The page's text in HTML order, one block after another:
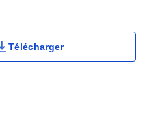
Portlet
Télécharger